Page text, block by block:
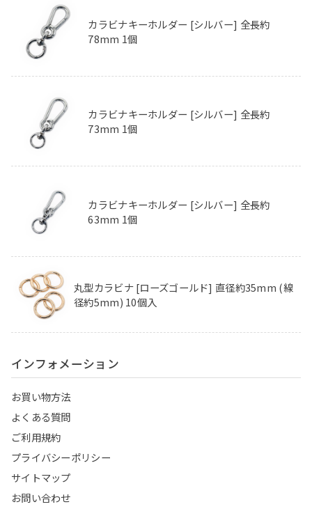
カラビナキーホルダー [シルバー] 全長約
78mm 1個
カラビナキーホルダー [シルバー] 全長約
73mm 1個
カラビナキーホルダー [シルバー] 全長約
63mm 1個
丸型カラビナ [ローズゴールド] 直径約35mm (線
径約5mm) 10個入
インフォメーション
お買い物方法
よくある質問
ご利用規約
プライバシーポリシー
サイトマップ
お問い合わせ